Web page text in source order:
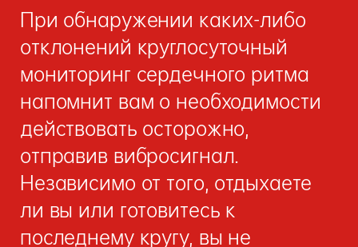
При обнаружении каких-либо
отклонений круглосуточный
мониторинг сердечного ритма
напомнит вам о необходимости
действовать осторожно,
отправив вибросигнал.
Независимо от того, отдыхаете
ли вы или готовитесь к
последнему кругу, вы не